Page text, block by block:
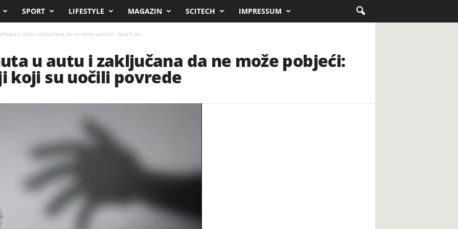
SPORT LIFESTYLE MAGAZIN SCITECH IMPRESSUM
u autu i zaključana da ne može pobjeći: Spasili je...
u autu i zaključana da ne može pobjeći:
koji su uočili povrede